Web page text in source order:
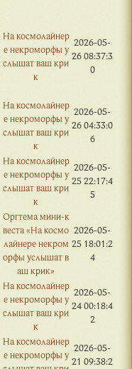
На космолайнер
е некроморфы у
слышат ваш кри
к
2026-05-
26 08:37:3
0
На космолайнер
е некроморфы у
слышат ваш кри
к
2026-05-
26 04:33:0
6
На космолайнер
е некроморфы у
слышат ваш кри
к
2026-05-
25 22:17:4
5
Оргтема мини-к
веста «На космо
лайнере некром
орфы услышат в
аш крик»
2026-05-
25 18:01:2
4
На космолайнер
е некроморфы у
слышат ваш кри
к
2026-05-
24 00:18:4
2
На космолайнер
е некроморфы у
2026-05-
21 09:38:2